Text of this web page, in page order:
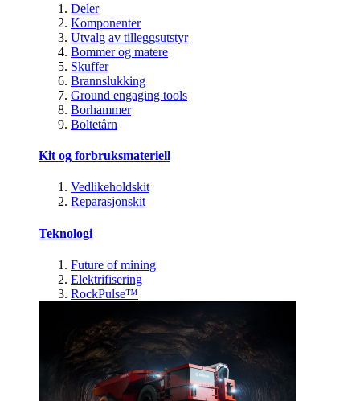
Deler
Komponenter
Utvalg av tilleggsutstyr
Bommer og matere
Skuffer
Brannslukking
Ground engaging tools
Borhammer
Boltetårn
Kit og forbruksmateriell
Vedlikeholdskit
Reparasjonskit
Teknologi
Future of mining
Elektrifisering
RockPulse™